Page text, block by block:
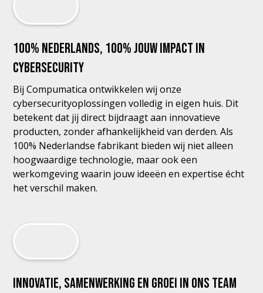
100% Nederlands, 100% jouw impact in
cybersecurity
Bij Compumatica ontwikkelen wij onze
cybersecurityoplossingen volledig in eigen huis. Dit
betekent dat jij direct bijdraagt aan innovatieve
producten, zonder afhankelijkheid van derden. Als
100% Nederlandse fabrikant bieden wij niet alleen
hoogwaardige technologie, maar ook een
werkomgeving waarin jouw ideeën en expertise écht
het verschil maken.
Innovatie, samenwerking en groei in ons team